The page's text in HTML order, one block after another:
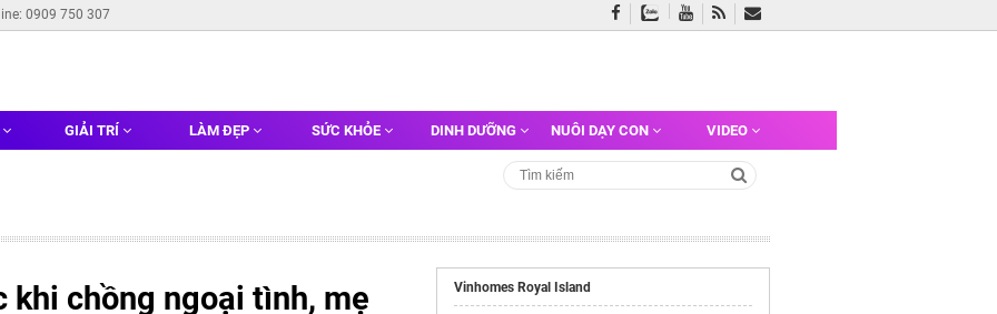
0909 750 307
GIẢI TRÍ LÀM ĐẸP SỨC KHỎE DINH DƯỠNG NUÔI DẠY CON VIDEO
khi chồng ngoại tình, mẹ
Vinhomes Royal Island